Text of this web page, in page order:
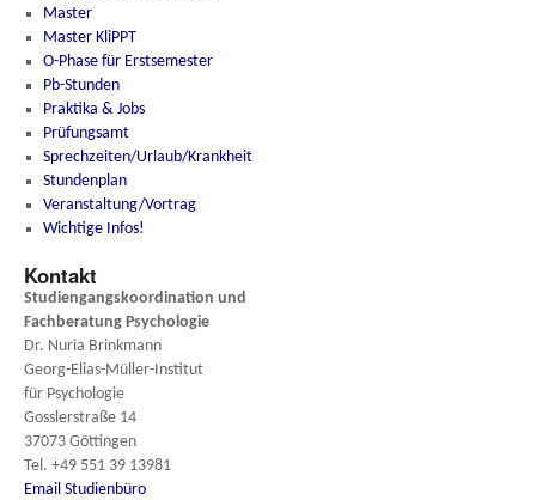
Master
Master KliPPT
O-Phase für Erstsemester
Pb-Stunden
Praktika & Jobs
Prüfungsamt
Sprechzeiten/Urlaub/Krankheit
Stundenplan
Veranstaltung/Vortrag
Wichtige Infos!
Kontakt
Studiengangskoordination und
Fachberatung Psychologie
Dr. Nuria Brinkmann
Georg-Elias-Müller-Institut
für Psychologie
Gosslerstraße 14
37073 Göttingen
Tel. +49 551 39 13981
Email Studienbüro